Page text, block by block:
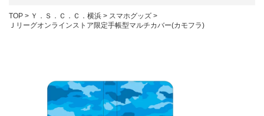
TOP Ｙ．Ｓ．Ｃ．Ｃ．横浜
スマホグッズ
Ｊリーグオンラインストア限定手帳型マルチカバー(カモフラ)